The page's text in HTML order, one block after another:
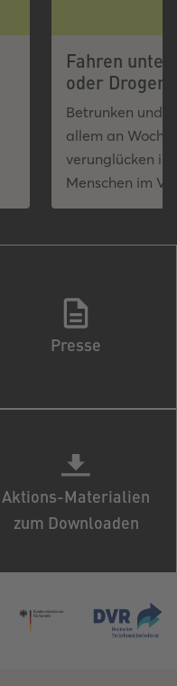
Fahren
oder
Betrunken und
allem an
verunglücken
Menschen im
Presse
Aktions-Materialien
zum Downloaden